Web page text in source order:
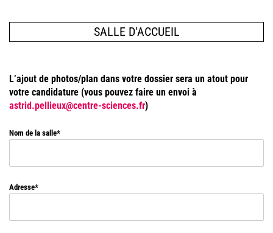
SALLE D'ACCUEIL
L’ajout de photos/plan dans votre dossier sera un atout pour
votre candidature (vous pouvez faire un envoi à
astrid.pellieux@centre-sciences.fr)
Nom de la salle
Adresse